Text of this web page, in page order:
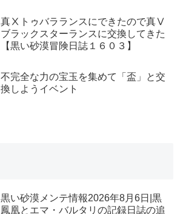
真Ⅹトゥバラランスにできたので真Ⅴ
ブラックスターランスに交換してきた
【黒い砂漠冒険日誌１６０３】
不完全な力の宝玉を集めて「盃」と交
換しようイベント
黒い砂漠メンテ情報2026年8月6日|黒
鳳凰とエマ・バルタリの記録日誌の追